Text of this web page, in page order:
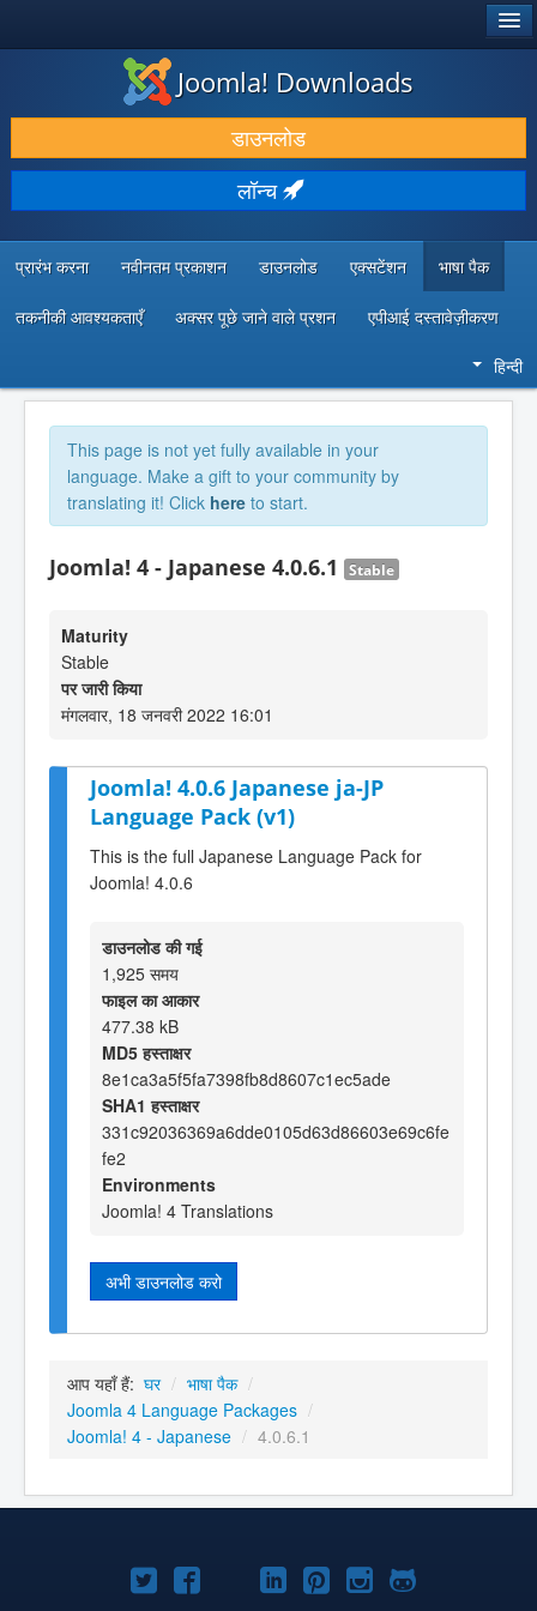
डाउनलोड करें और बढ़ाएं
खोजें और जानें
सामुदायिक समर्थन
डेवलपर संसाधन
Joomla! Downloads
डाउनलोड
लॉन्च
प्रारंभ करना नवीनतम प्रकाशन डाउनलोड एक्सटेंशन भाषा पैक
तकनीकी आवश्यकताएँ अक्सर पूछे जाने वाले प्रशन एपीआई दस्तावेज़ीकरण
हिन्दी
This page is not yet fully available in your
language. Make a gift to your community by
translating it! Click here to start.
Joomla! 4 - Japanese 4.0.6.1 Stable
Maturity
Stable
पर जारी किया
मंगलवार, 18 जनवरी 2022 16:01
Joomla! 4.0.6 Japanese ja-JP
Language Pack (v1)
This is the full Japanese Language Pack for
Joomla! 4.0.6
डाउनलोड की गई
1,925 समय
फाइल का आकार
477.38 kB
MD5 हस्ताक्षर
8e1ca3a5f5fa7398fb8d8607c1ec5ade
SHA1 हस्ताक्षर
331c92036369a6dde0105d63d86603e69c6fe
fe2
Environments
Joomla! 4 Translations
अभी डाउनलोड करो
आप यहाँ हैं: घर / भाषा पैक /
Joomla 4 Language Packages /
Joomla! 4 - Japanese / 4.0.6.1
Joomla!Joomla!Joomla!
Joomla!Joomla!
Joomla!Joomla!